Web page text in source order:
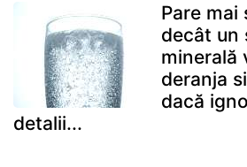
Pare mai
decât un
minerală
deranja
dacă
detalii...